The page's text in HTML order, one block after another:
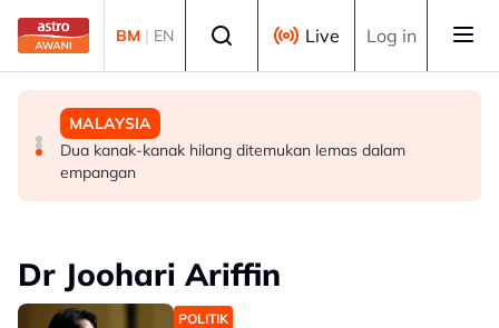
Skip to main content
BM | EN Live Log in
MALAYSIA
Kapal LMSB2 ketiga dilancarkan, dinamakan Tunku
Osman Jewa
TEKNOLOGI
ByteDance latih model AI 10 trilion parameter, sasar
saingi Anthropic
MALAYSIA
Dua kanak-kanak hilang ditemukan lemas dalam
empangan
Dr Joohari Ariffin
POLITIK